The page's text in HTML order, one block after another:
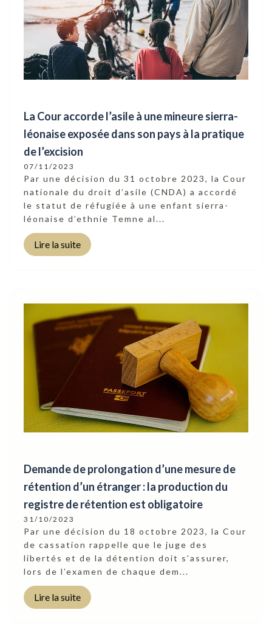
La Cour accorde l’asile à une mineure sierra-
léonaise exposée dans son pays à la pratique
de l’excision
07/11/2023
Par une décision du 31 octobre 2023, la Cour
nationale du droit d’asile (CNDA) a accordé
le statut de réfugiée à une enfant sierra-
léonaise d’ethnie Temne al...
Lire la suite
Demande de prolongation d’une mesure de
rétention d’un étranger : la production du
registre de rétention est obligatoire
31/10/2023
Par une décision du 18 octobre 2023, la Cour
de cassation rappelle que le juge des
libertés et de la détention doit s’assurer,
lors de l’examen de chaque dem...
Lire la suite